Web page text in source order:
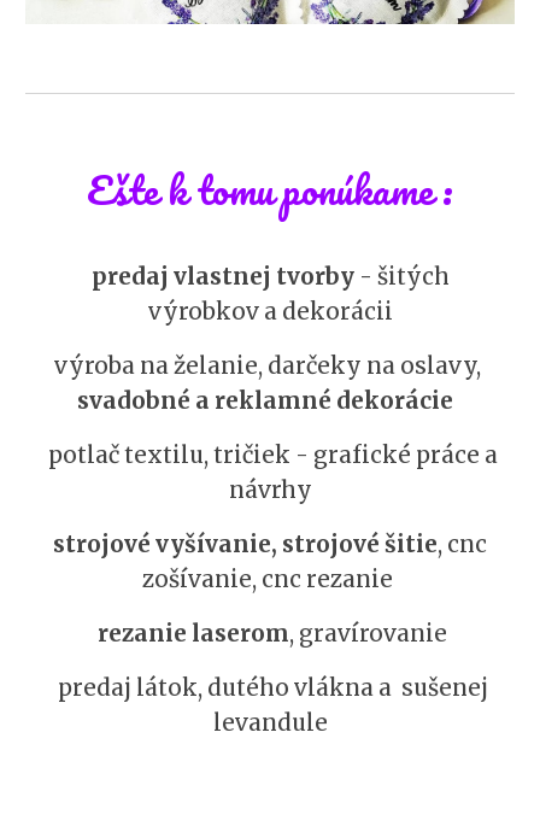
Ešte k tomu ponúkame:
predaj vlastnej tvorby - šitých
výrobkov a dekorácii
výroba na želanie, darčeky na oslavy,
svadobné a reklamné dekorácie
potlač textilu, tričiek - grafické práce a
návrhy
strojové vyšívanie, strojové šitie, cnc
zošívanie, cnc rezanie
rezanie laserom, gravírovanie
predaj látok, dutého vlákna a sušenej
levandule